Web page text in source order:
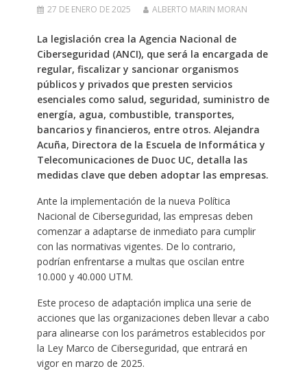
27 DE ENERO DE 2025 ALBERTO MARIN MORAN
La legislación crea la Agencia Nacional de
Ciberseguridad (ANCI), que será la encargada de
regular, fiscalizar y sancionar organismos
públicos y privados que presten servicios
esenciales como salud, seguridad, suministro de
energía, agua, combustible, transportes,
bancarios y financieros, entre otros. Alejandra
Acuña, Directora de la Escuela de Informática y
Telecomunicaciones de Duoc UC, detalla las
medidas clave que deben adoptar las empresas.
Ante la implementación de la nueva Política
Nacional de Ciberseguridad, las empresas deben
comenzar a adaptarse de inmediato para cumplir
con las normativas vigentes. De lo contrario,
podrían enfrentarse a multas que oscilan entre
10.000 y 40.000 UTM.
Este proceso de adaptación implica una serie de
acciones que las organizaciones deben llevar a cabo
para alinearse con los parámetros establecidos por
la Ley Marco de Ciberseguridad, que entrará en
vigor en marzo de 2025.